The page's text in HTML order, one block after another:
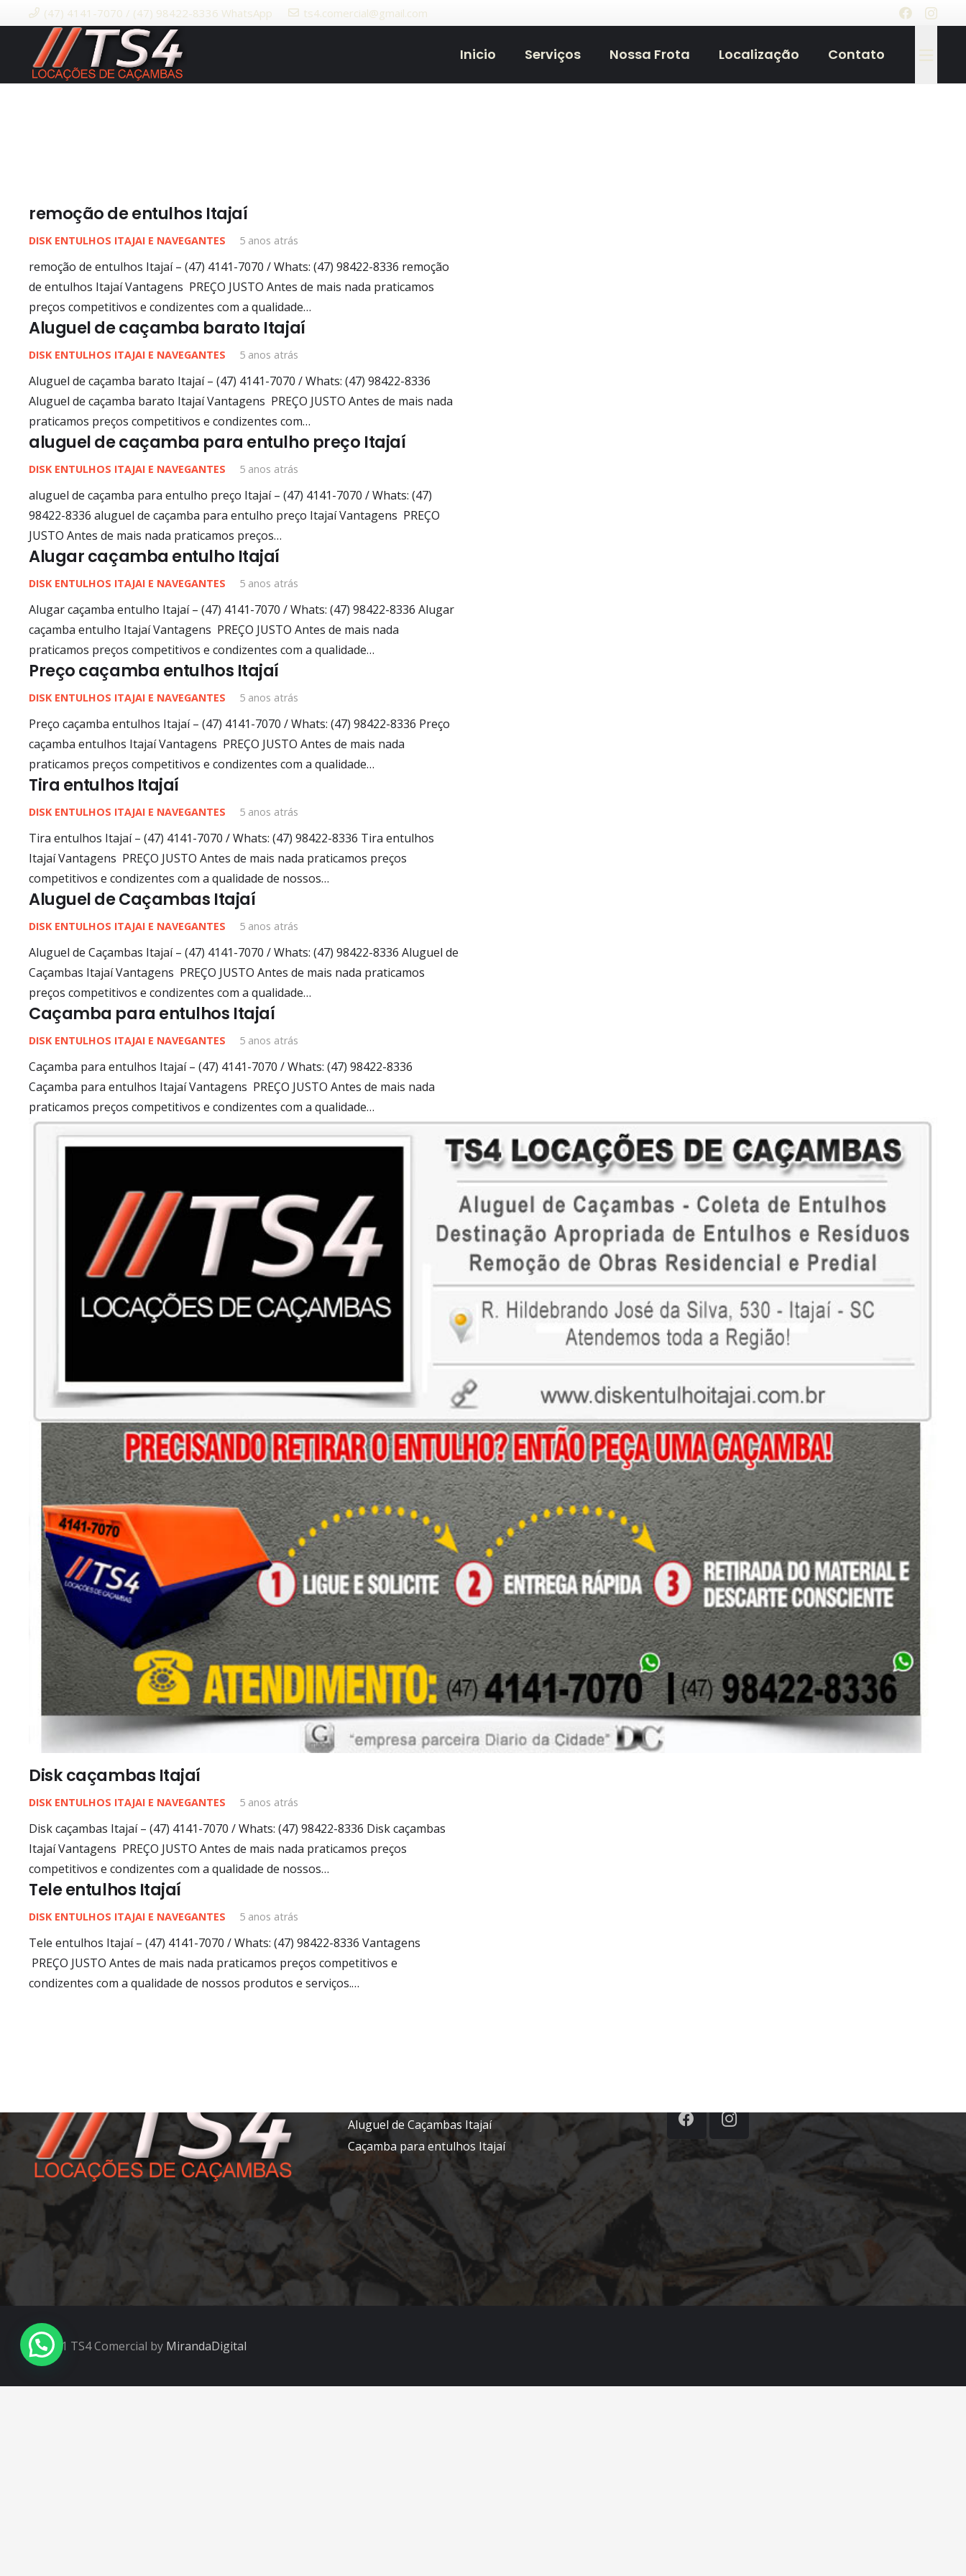
(47) 4141-7070 / (47) 98422-8336 WhatsApp ts4.comercial@gmail.com
Inicio Serviços Nossa Frota Localização Contato
remoção de entulhos Itajaí
DISK ENTULHOS ITAJAI E NAVEGANTES 5 anos atrás
remoção de entulhos Itajaí – (47) 4141-7070 / Whats: (47) 98422-8336 remoção
de entulhos Itajaí Vantagens PREÇO JUSTO Antes de mais nada praticamos
preços competitivos e condizentes com a qualidade…
Aluguel de caçamba barato Itajaí
DISK ENTULHOS ITAJAI E NAVEGANTES 5 anos atrás
Aluguel de caçamba barato Itajaí – (47) 4141-7070 / Whats: (47) 98422-8336
Aluguel de caçamba barato Itajaí Vantagens PREÇO JUSTO Antes de mais nada
praticamos preços competitivos e condizentes com…
aluguel de caçamba para entulho preço Itajaí
DISK ENTULHOS ITAJAI E NAVEGANTES 5 anos atrás
aluguel de caçamba para entulho preço Itajaí – (47) 4141-7070 / Whats: (47)
98422-8336 aluguel de caçamba para entulho preço Itajaí Vantagens PREÇO
JUSTO Antes de mais nada praticamos preços…
Alugar caçamba entulho Itajaí
DISK ENTULHOS ITAJAI E NAVEGANTES 5 anos atrás
Alugar caçamba entulho Itajaí – (47) 4141-7070 / Whats: (47) 98422-8336 Alugar
caçamba entulho Itajaí Vantagens PREÇO JUSTO Antes de mais nada
praticamos preços competitivos e condizentes com a qualidade…
Preço caçamba entulhos Itajaí
DISK ENTULHOS ITAJAI E NAVEGANTES 5 anos atrás
Preço caçamba entulhos Itajaí – (47) 4141-7070 / Whats: (47) 98422-8336 Preço
caçamba entulhos Itajaí Vantagens PREÇO JUSTO Antes de mais nada
praticamos preços competitivos e condizentes com a qualidade…
Tira entulhos Itajaí
DISK ENTULHOS ITAJAI E NAVEGANTES 5 anos atrás
Tira entulhos Itajaí – (47) 4141-7070 / Whats: (47) 98422-8336 Tira entulhos
Itajaí Vantagens PREÇO JUSTO Antes de mais nada praticamos preços
competitivos e condizentes com a qualidade de nossos…
Aluguel de Caçambas Itajaí
DISK ENTULHOS ITAJAI E NAVEGANTES 5 anos atrás
Aluguel de Caçambas Itajaí – (47) 4141-7070 / Whats: (47) 98422-8336 Aluguel de
Caçambas Itajaí Vantagens PREÇO JUSTO Antes de mais nada praticamos
preços competitivos e condizentes com a qualidade…
Caçamba para entulhos Itajaí
DISK ENTULHOS ITAJAI E NAVEGANTES 5 anos atrás
Caçamba para entulhos Itajaí – (47) 4141-7070 / Whats: (47) 98422-8336
Caçamba para entulhos Itajaí Vantagens PREÇO JUSTO Antes de mais nada
praticamos preços competitivos e condizentes com a qualidade…
Disk caçambas Itajaí
DISK ENTULHOS ITAJAI E NAVEGANTES 5 anos atrás
Disk caçambas Itajaí – (47) 4141-7070 / Whats: (47) 98422-8336 Disk caçambas
Itajaí Vantagens PREÇO JUSTO Antes de mais nada praticamos preços
competitivos e condizentes com a qualidade de nossos…
Tele entulhos Itajaí
DISK ENTULHOS ITAJAI E NAVEGANTES 5 anos atrás
Tele entulhos Itajaí – (47) 4141-7070 / Whats: (47) 98422-8336 Vantagens
PREÇO JUSTO Antes de mais nada praticamos preços competitivos e
condizentes com a qualidade de nossos produtos e serviços.…
TS4 Comercial Novidades
Aluguel de Caçambas Itajaí
Caçamba para entulhos Itajaí
© 2021 TS4 Comercial by MirandaDigital